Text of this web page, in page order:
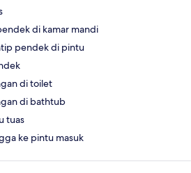
di kamar mandi
pendek di pintu
di toilet
di bathtub
tuas
ke pintu masuk